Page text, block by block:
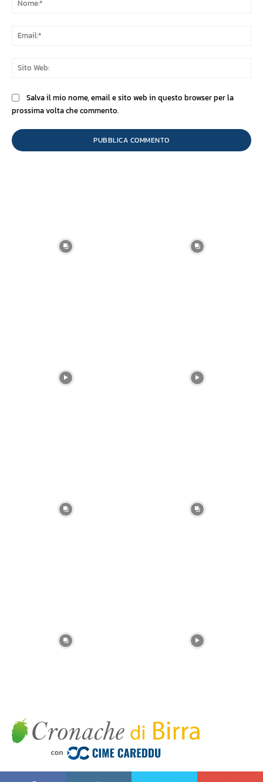
Salva il mio nome, email e sito web in questo browser per la
prossima volta che commento.